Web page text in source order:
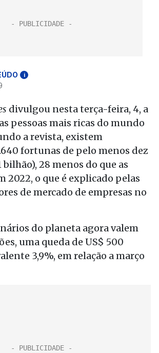
i
divulgou nesta terça-feira, 4, a
pessoas mais ricas do mundo
a revista, existem
fortunas de pelo menos dez
28 menos do que as
2022, o que é explicado pelas
de mercado de empresas no
do planeta agora valem
uma queda de US$ 500
3,9%, em relação a março